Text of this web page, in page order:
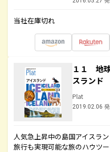
当社在庫切れ
１１ 地
スランド
Plat
2019.02.06
人気急上昇中の島国アイスラ
旅行も実現可能な旅のハウツ